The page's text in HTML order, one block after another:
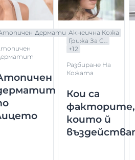
ДерматитАкнеична Кожа
Грижа За С...
+12
Разбиране На
Кожата
Кои са
факторите,
които й